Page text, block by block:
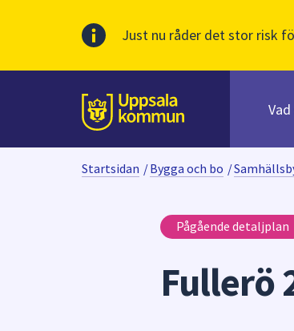
Just nu råder det stor risk
Till sidans
huvudinnehåll
innehåll
När
börjar
skriva
sökfältet
kommer
Startsidan /Bygga och bo /
Pågående detaljplan
Fullerö